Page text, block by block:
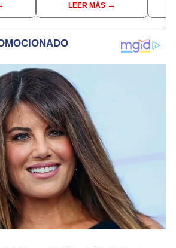
plantea la
presencialidad
LEER MÁS